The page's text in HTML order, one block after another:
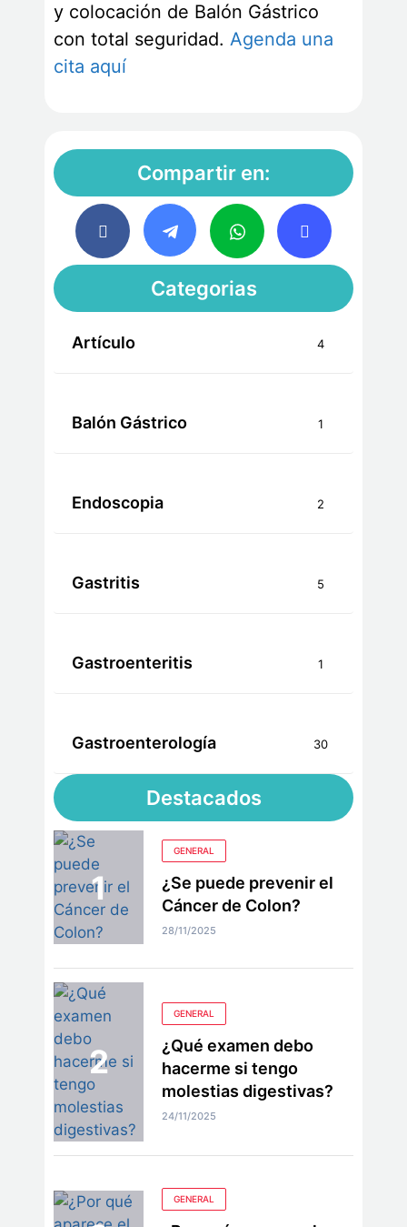
y colocación de Balón Gástrico
con total seguridad. Agenda una
cita aquí
Compartir en:
Categorias
Artículo 4
Balón Gástrico 1
Endoscopia 2
Gastritis 5
Gastroenteritis 1
Gastroenterología 30
Destacados
GENERAL
¿Se puede prevenir el
Cáncer de Colon?
28/11/2025
GENERAL
¿Qué examen debo
hacerme si tengo
molestias digestivas?
24/11/2025
GENERAL